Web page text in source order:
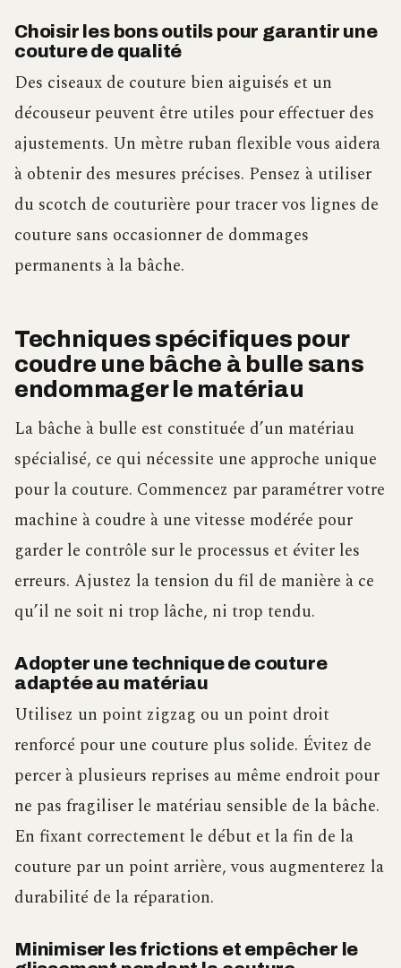
Choisir les bons outils pour garantir une
couture de qualité
Des ciseaux de couture bien aiguisés et un
découseur peuvent être utiles pour effectuer des
ajustements. Un mètre ruban flexible vous aidera
à obtenir des mesures précises. Pensez à utiliser
du scotch de couturière pour tracer vos lignes de
couture sans occasionner de dommages
permanents à la bâche.
Techniques spécifiques pour
coudre une bâche à bulle sans
endommager le matériau
La bâche à bulle est constituée d’un matériau
spécialisé, ce qui nécessite une approche unique
pour la couture. Commencez par paramétrer votre
machine à coudre à une vitesse modérée pour
garder le contrôle sur le processus et éviter les
erreurs. Ajustez la tension du fil de manière à ce
qu’il ne soit ni trop lâche, ni trop tendu.
Adopter une technique de couture
adaptée au matériau
Utilisez un point zigzag ou un point droit
renforcé pour une couture plus solide. Évitez de
percer à plusieurs reprises au même endroit pour
ne pas fragiliser le matériau sensible de la bâche.
En fixant correctement le début et la fin de la
couture par un point arrière, vous augmenterez la
durabilité de la réparation.
Minimiser les frictions et empêcher le